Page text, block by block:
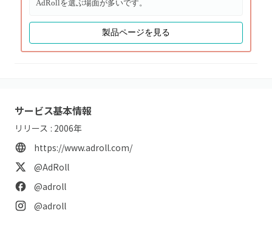
AdRollを選ぶ場面が多いです。
製品ページを見る
サービス基本情報
リリース : 2006年
https://www.adroll.com/
@AdRoll
@adroll
@adroll